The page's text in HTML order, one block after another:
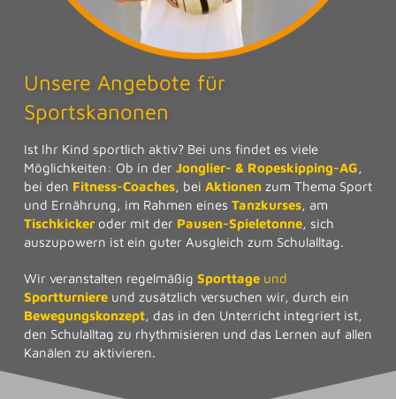
Unsere Angebote für
Sportskanonen
Ist Ihr Kind sportlich aktiv? Bei uns findet es viele
Möglichkeiten: Ob in der Jonglier- & Ropeskipping-AG,
bei den Fitness-Coaches, bei Aktionen zum Thema Sport
und Ernährung, im Rahmen eines Tanzkurses, am
Tischkickeroder mit der Pausen-Spieletonne, sich
auszupowern ist ein guter Ausgleich zum Schulalltag.
Wir veranstalten regelmäßig Sporttageund
Sportturniereund zusätzlich versuchen wir, durch ein
Bewegungskonzept, das in den Unterricht integriert ist,
den Schulalltag zu rhythmisieren und das Lernen auf allen
Kanälen zu aktivieren.